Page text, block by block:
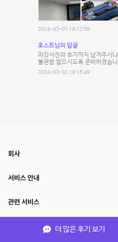
2024-03-01 19:12:59
호스트님의 답글
마감사진과 후기까지 남겨주시
불편함 없으시도록 준비하겠습
2024-03-02 19:15:49
더 많은 후기 보기
회사
서비스 안내
관련 서비스